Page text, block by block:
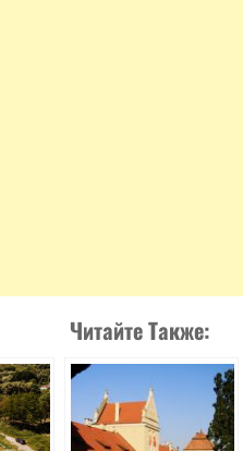
Читайте Также: